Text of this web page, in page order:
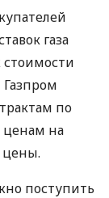
газа
по
на
цены.
поступить